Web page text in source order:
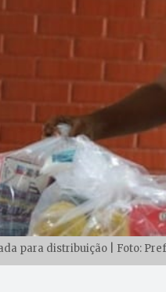
para distribuição | Foto: